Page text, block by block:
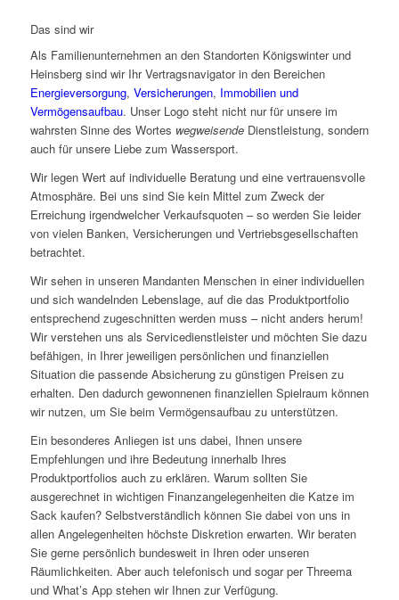
Das sind wir
Als Familienunternehmen an den Standorten Königswinter und
Heinsberg sind wir Ihr Vertragsnavigator in den Bereichen
Energieversorgung, Versicherungen, Immobilien und
Vermögensaufbau. Unser Logo steht nicht nur für unsere im
wahrsten Sinne des Wortes wegweisendeDienstleistung, sondern
auch für unsere Liebe zum Wassersport.
Wir legen Wert auf individuelle Beratung und eine vertrauensvolle
Atmosphäre. Bei uns sind Sie kein Mittel zum Zweck der
Erreichung irgendwelcher Verkaufsquoten – so werden Sie leider
von vielen Banken, Versicherungen und Vertriebsgesellschaften
betrachtet.
Wir sehen in unseren Mandanten Menschen in einer individuellen
und sich wandelnden Lebenslage, auf die das Produktportfolio
entsprechend zugeschnitten werden muss – nicht anders herum!
Wir verstehen uns als Servicedienstleister und möchten Sie dazu
befähigen, in Ihrer jeweiligen persönlichen und finanziellen
Situation die passende Absicherung zu günstigen Preisen zu
erhalten. Den dadurch gewonnenen finanziellen Spielraum können
wir nutzen, um Sie beim Vermögensaufbau zu unterstützen.
Ein besonderes Anliegen ist uns dabei, Ihnen unsere
Empfehlungen und ihre Bedeutung innerhalb Ihres
Produktportfolios auch zu erklären. Warum sollten Sie
ausgerechnet in wichtigen Finanzangelegenheiten die Katze im
Sack kaufen? Selbstverständlich können Sie dabei von uns in
allen Angelegenheiten höchste Diskretion erwarten. Wir beraten
Sie gerne persönlich bundesweit in Ihren oder unseren
Räumlichkeiten. Aber auch telefonisch und sogar per Threema
und What’s App stehen wir Ihnen zur Verfügung.